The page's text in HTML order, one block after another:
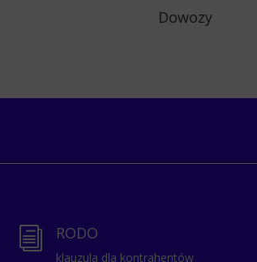
Dowozy
i RODO
klauzula dla kontrahentów